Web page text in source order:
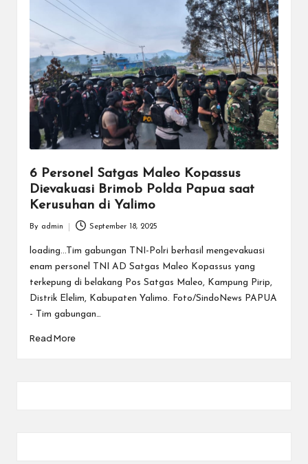
6 Personel Satgas Maleo Kopassus
Dievakuasi Brimob Polda Papua saat
Kerusuhan di Yalimo
by
By admin September 18, 2025
loading...Tim gabungan TNI-Polri berhasil mengevakuasi
enam personel TNI AD Satgas Maleo Kopassus yang
terkepung di belakang Pos Satgas Maleo, Kampung Pirip,
Distrik Elelim, Kabupaten Yalimo. Foto/SindoNews PAPUA
- Tim gabungan…
Read More